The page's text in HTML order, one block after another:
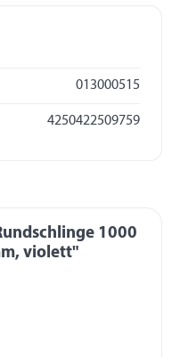
013000515
4250422509759
1000
violett"